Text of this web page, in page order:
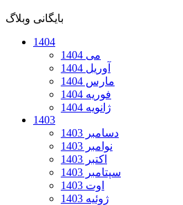
بایگانی وبلاگ
1404
می 1404
آوریل 1404
مارس 1404
فوریه 1404
ژانویه 1404
1403
دسامبر 1403
نوامبر 1403
اکتبر 1403
سپتامبر 1403
اوت 1403
ژوئیه 1403